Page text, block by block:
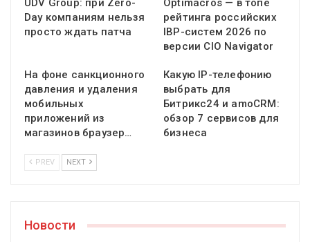
UDV Group: при Zero-
Day компаниям нельзя
просто ждать патча
Optimacros — в топе
рейтинга российских
IBP-систем 2026 по
версии CIO Navigator
На фоне санкционного
давления и удаления
мобильных
приложений из
магазинов браузер…
Какую IP-телефонию
выбрать для
Битрикс24 и amoCRM:
обзор 7 сервисов для
бизнеса
PREV NEXT
Новости